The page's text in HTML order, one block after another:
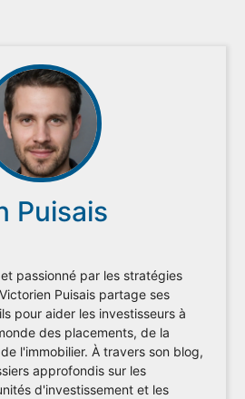
Puisais
passionné par les stratégies
Puisais partage ses
pour aider les investisseurs à
des placements, de la
l'immobilier. À travers son blog,
approfondis sur les
d'investissement et les